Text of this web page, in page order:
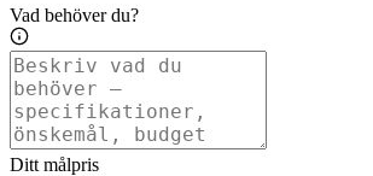
Vad behöver du?
Ditt målpris